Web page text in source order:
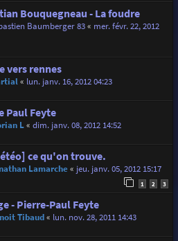
Bouquegneau - La foudre
Baumberger 83« mer. févr. 22, 2012
vers rennes
« lun. janv. 16, 2012 04:23
Paul Feyte
L« dim. janv. 08, 2012 14:52
ce qu'on trouve.
Lamarche« jeu. janv. 05, 2012 15:17
1 2 3
- Pierre-Paul Feyte
Tibaud« lun. nov. 28, 2011 14:43